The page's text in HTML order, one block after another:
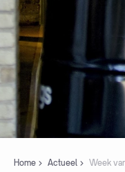
Home Actueel Week